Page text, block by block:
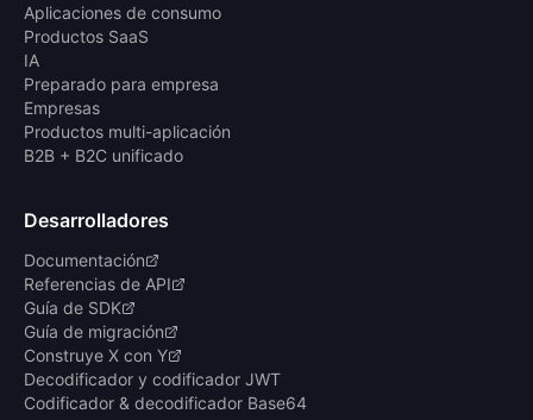
Aplicaciones de consumo
Productos SaaS
IA
Preparado para empresa
Empresas
Productos multi-aplicación
B2B + B2C unificado
Desarrolladores
Documentación
Referencias de API
Guía de SDK
Guía de migración
Construye X con Y
Decodificador y codificador JWT
Codificador & decodificador Base64